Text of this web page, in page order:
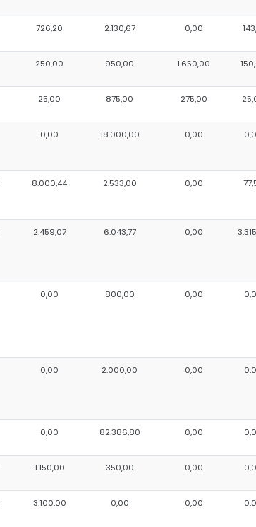
726,20 2.130,67 0,00
250,00 950,00 1.650,00
25,00 875,00 275,00
0,00 18.000,00 0,00
8.000,44 2.533,00 0,00
2.459,07 6.043,77 0,00
0,00 800,00 0,00
0,00 2.000,00 0,00
0,00 82.386,80 0,00
1.150,00 350,00 0,00
3.100,00 0,00 0,00